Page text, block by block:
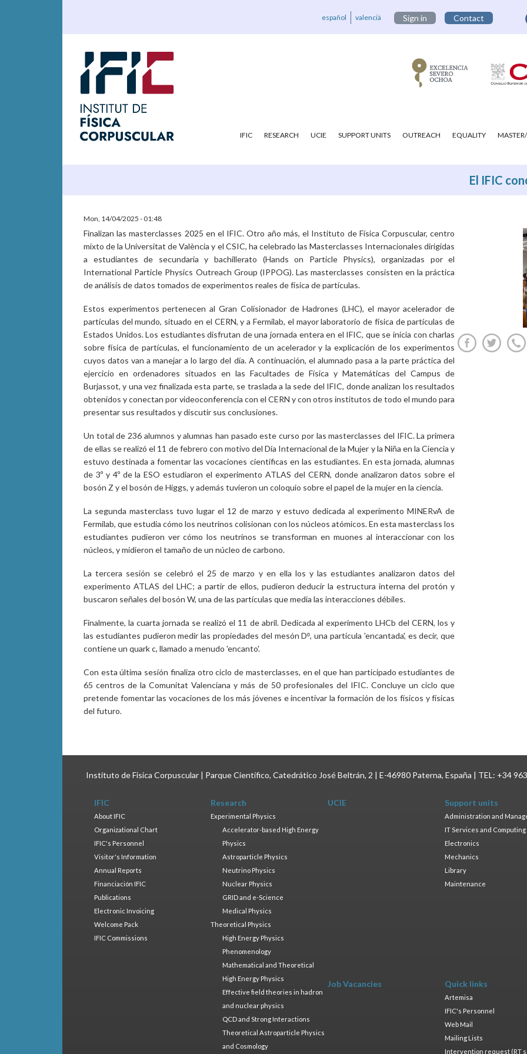
español valencià Sign in Contact
IFIC RESEARCH UCIE SUPPORT UNITS OUTREACH EQUALITY
El IFIC
Mon, 14/04/2025 - 01:48
Finalizan las masterclasses 2025 en el IFIC. Otro año más, el Instituto de Física Corpuscular, centro
mixto de la Universitat de València y el CSIC, ha celebrado las Masterclasses Internacionales dirigidas
a estudiantes de secundaria y bachillerato (Hands on Particle Physics), organizadas por el
International Particle Physics Outreach Group (IPPOG). Las masterclasses consisten en la práctica
de análisis de datos tomados de experimentos reales de física de partículas.
Estos experimentos pertenecen al Gran Colisionador de Hadrones (LHC), el mayor acelerador de
partículas del mundo, situado en el CERN, y a Fermilab, el mayor laboratorio de física de partículas de
Estados Unidos. Los estudiantes disfrutan de una jornada entera en el IFIC, que se inicia con charlas
sobre física de partículas, el funcionamiento de un acelerador y la explicación de los experimentos
cuyos datos van a manejar a lo largo del día. A continuación, el alumnado pasa a la parte práctica del
ejercicio en ordenadores situados en las Facultades de Física y Matemáticas del Campus de
Burjassot, y una vez finalizada esta parte, se traslada a la sede del IFIC, donde analizan los resultados
obtenidos y conectan por videoconferencia con el CERN y con otros institutos de todo el mundo para
presentar sus resultados y discutir sus conclusiones.
Un total de 236 alumnos y alumnas han pasado este curso por las masterclasses del IFIC. La primera
de ellas se realizó el 11 de febrero con motivo del Día Internacional de la Mujer y la Niña en la Ciencia y
estuvo destinada a fomentar las vocaciones científicas en las estudiantes. En esta jornada, alumnas
de 3º y 4º de la ESO estudiaron el experimento ATLAS del CERN, donde analizaron datos sobre el
bosón Z y el bosón de Higgs, y además tuvieron un coloquio sobre el papel de la mujer en la ciencia.
La segunda masterclass tuvo lugar el 12 de marzo y estuvo dedicada al experimento MINERvA de
Fermilab, que estudia cómo los neutrinos colisionan con los núcleos atómicos. En esta masterclass los
estudiantes pudieron ver cómo los neutrinos se transforman en muones al interaccionar con los
núcleos, y midieron el tamaño de un núcleo de carbono.
La tercera sesión se celebró el 25 de marzo y en ella los y las estudiantes analizaron datos del
experimento ATLAS del LHC; a partir de ellos, pudieron deducir la estructura interna del protón y
buscaron señales del bosón W, una de las partículas que media las interacciones débiles.
Finalmente, la cuarta jornada se realizó el 11 de abril. Dedicada al experimento LHCb del CERN, los y
las estudiantes pudieron medir las propiedades del mesón D⁰, una partícula 'encantada', es decir, que
contiene un quark c, llamado a menudo 'encanto'.
Con esta última sesión finaliza otro ciclo de masterclasses, en el que han participado estudiantes de
65 centros de la Comunitat Valenciana y más de 50 profesionales del IFIC. Concluye un ciclo que
pretende fomentar las vocaciones de los más jóvenes e incentivar la formación de los físicos y físicas
del futuro.
Instituto de Física Corpuscular | Parque Científico, Catedrático José Beltrán, 2 | E-46980 Paterna, España | TEL: +34
IFIC
About IFIC
Organizational Chart
IFIC's Personnel
Visitor's Information
Annual Reports
Financiación IFIC
Publications
Electronic Invoicing
Welcome Pack
IFIC Commissions
Research
Experimental Physics
Accelerator-based High Energy
Physics
Astroparticle Physics
Neutrino Physics
Nuclear Physics
GRID and e-Science
Medical Physics
Theoretical Physics
High Energy Physics
Phenomenology
Mathematical and Theoretical
High Energy Physics
Effective field theories in hadron
and nuclear physics
QCD and Strong Interactions
Theoretical Astroparticle Physics
and Cosmology
UCIE Support units
Administration and
IT Services and Computing
Electronics
Mechanics
Library
Maintenance
Job Vacancies Quick links
Artemisa
IFIC's Personnel
Web Mail
Mailing Lists
Intervention request (RT